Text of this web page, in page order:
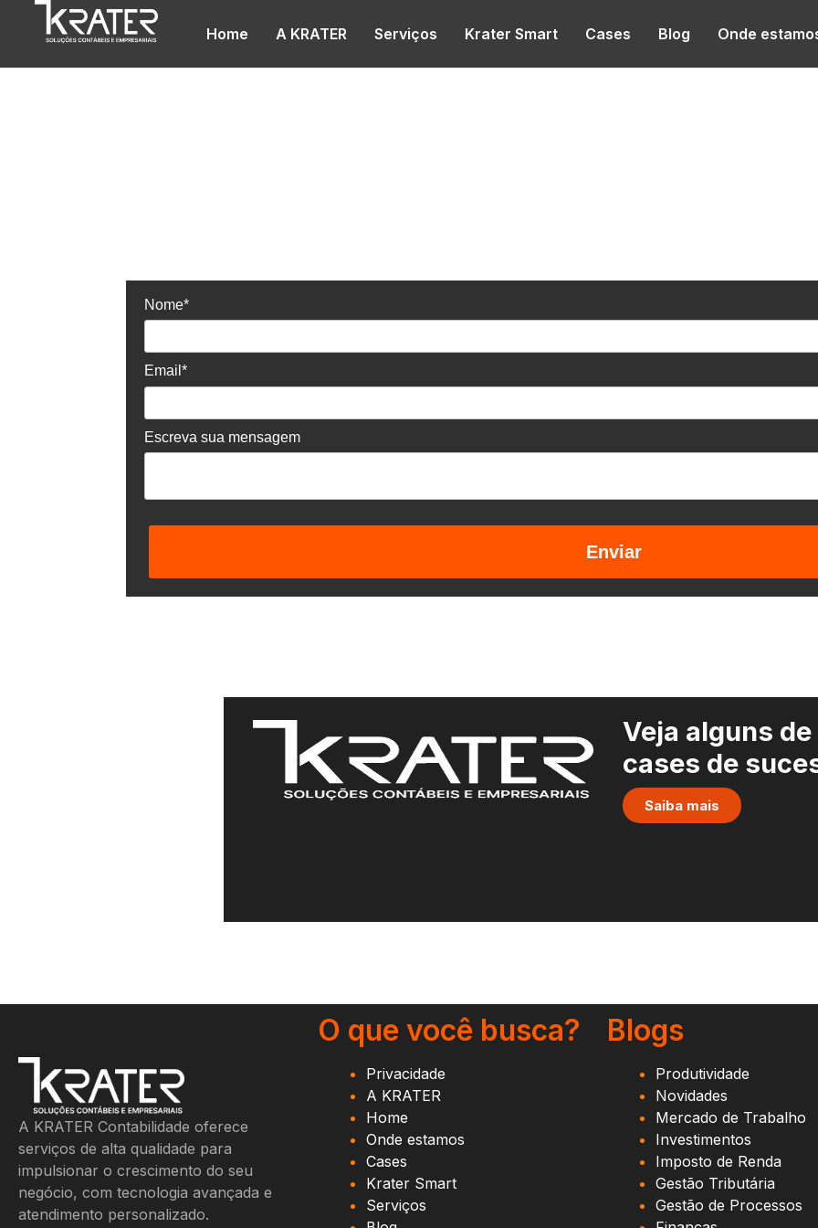
Home A KRATER Serviços Krater Smart Cases Blog Onde
Nome*
Email*
Escreva sua mensagem
Enviar
Veja alguns
cases de
Saiba mais
A KRATER Contabilidade oferece
serviços de alta qualidade para
impulsionar o crescimento do seu
negócio, com tecnologia avançada e
atendimento personalizado.
O que você busca?
Privacidade
A KRATER
Home
Onde estamos
Cases
Krater Smart
Serviços
Blogs
Produtividade
Novidades
Mercado de Trabalho
Investimentos
Imposto de Renda
Gestão Tributária
Gestão de Processos